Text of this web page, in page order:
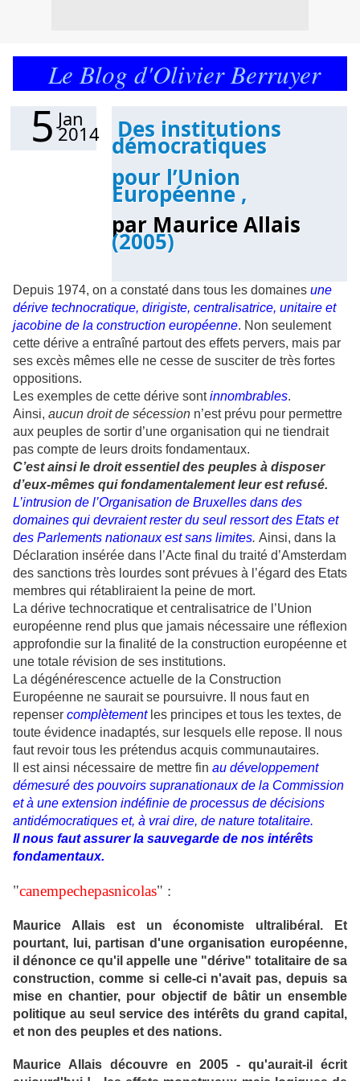
Le Blog d'Olivier Berruyer
5 Jan
2014 Des institutions
démocratiques
pour l’Union
Européenne ,
par Maurice Allais
(2005)
Depuis 1974, on a constaté dans tous les domaines une
dérive technocratique, dirigiste, centralisatrice, unitaire et
jacobine de la construction européenne. Non seulement
cette dérive a entraîné partout des effets pervers, mais par
ses excès mêmes elle ne cesse de susciter de très fortes
oppositions.
Les exemples de cette dérive sont innombrables.
Ainsi, aucun droit de sécession n’est prévu pour permettre
aux peuples de sortir d’une organisation qui ne tiendrait
pas compte de leurs droits fondamentaux.
C’est ainsi le droit essentiel des peuples à disposer
d’eux-mêmes qui fondamentalement leur est refusé.
L’intrusion de l’Organisation de Bruxelles dans des
domaines qui devraient rester du seul ressort des Etats et
des Parlements nationaux est sans limites. Ainsi, dans la
Déclaration insérée dans l’Acte final du traité d’Amsterdam
des sanctions très lourdes sont prévues à l’égard des Etats
membres qui rétabliraient la peine de mort.
La dérive technocratique et centralisatrice de l’Union
européenne rend plus que jamais nécessaire une réflexion
approfondie sur la finalité de la construction européenne et
une totale révision de ses institutions.
La dégénérescence actuelle de la Construction
Européenne ne saurait se poursuivre. Il nous faut en
repenser complètement les principes et tous les textes, de
toute évidence inadaptés, sur lesquels elle repose. Il nous
faut revoir tous les prétendus acquis communautaires.
Il est ainsi nécessaire de mettre fin au développement
démesuré des pouvoirs supranationaux de la Commission
et à une extension indéfinie de processus de décisions
antidémocratiques et, à vrai dire, de nature totalitaire.
Il nous faut assurer la sauvegarde de nos intérêts
fondamentaux.
"canempechepasnicolas" :
Maurice Allais est un économiste ultralibéral. Et
pourtant, lui, partisan d'une organisation européenne,
il dénonce ce qu'il appelle une "dérive" totalitaire de sa
construction, comme si celle-ci n'avait pas, depuis sa
mise en chantier, pour objectif de bâtir un ensemble
politique au seul service des intérêts du grand capital,
et non des peuples et des nations.
Maurice Allais découvre en 2005 - qu'aurait-il écrit